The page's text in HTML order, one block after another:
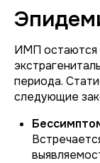
ИМП остаются
периода.
следующие